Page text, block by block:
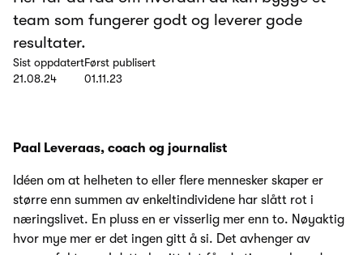
team som fungerer godt og leverer gode
resultater.
Sist oppdatert
21.08.24
Først publisert
01.11.23
Paal Leveraas, coach og journalist
Idéen om at helheten to eller flere mennesker skaper er
større enn summen av enkeltindividene har slått rot i
næringslivet. En pluss en er visserlig mer enn to. Nøyaktig
hvor mye mer er det ingen gitt å si. Det avhenger av